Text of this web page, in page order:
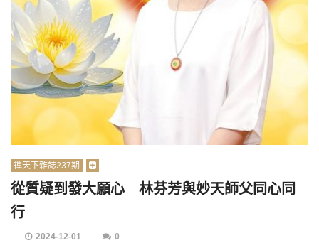
禪天下雜誌237期
從質疑到發大願心 林芬芳與妙天師父同心同
行
2024-12-01 0